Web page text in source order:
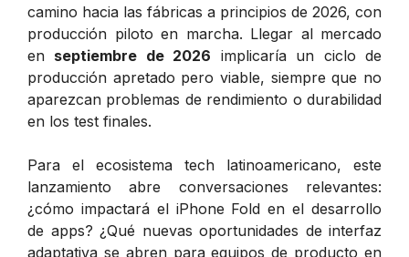
camino hacia las fábricas a principios de 2026, con
producción piloto en marcha. Llegar al mercado
en septiembre de 2026 implicaría un ciclo de
producción apretado pero viable, siempre que no
aparezcan problemas de rendimiento o durabilidad
en los test finales.
Para el ecosistema tech latinoamericano, este
lanzamiento abre conversaciones relevantes:
¿cómo impactará el iPhone Fold en el desarrollo
de apps? ¿Qué nuevas oportunidades de interfaz
adaptativa se abren para equipos de producto en